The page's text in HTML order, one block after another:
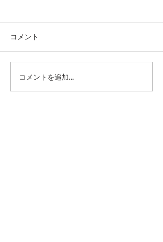
第41回日本クラブユース
サッカー選手権（U-15）
コメント
コメントを追加…